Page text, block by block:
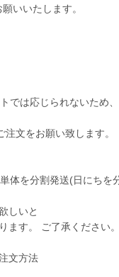
いいたします。
では応じられないため、
文をお願い致します。
体を分割発送(日にちを
しいと
す。 ご了承ください。
文方法